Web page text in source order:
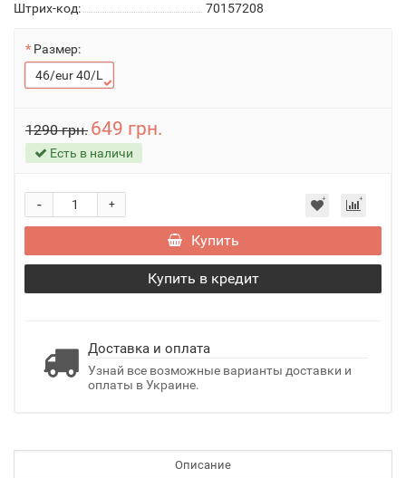
Штрих-код:
70157208
Размер:
46/eur 40/L
1290 грн. 649 грн.
Есть в наличи
+
-
Купить
Купить в кредит
Доставка и оплата
Узнай все возможные варианты доставки и
оплаты в Украине.
Описание